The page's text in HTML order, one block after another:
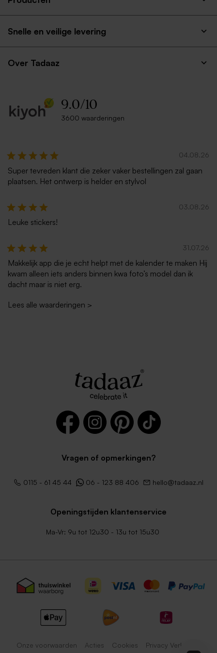
Beige teddy pennenzak met Glazen stolpje met eigen
boodschap op houten label
Snelle en veilige levering
Over Tadaaz
9.0/10
3600 waarderingen
04.08.26
Super tevreden klant die zeker vaker bestellingen zal gaan
plaatsen. Het ontwerp is helder en stylvol
03.08.26
Leuke stickers!
31.07.26
Makkelijk app die je echt helpt met de kalender te maken Hij
kwam alleen iets anders binnen kwa foto’s model dan ik
dacht maar is niet erg.
Lees alle waarderingen >
Vragen of opmerkingen?
0115 - 61 45 44 06 - 123 88 406 hello@tadaaz.nl
Openingstijden klantenservice
Ma-Vr: 9u tot 12u30 - 13u tot 15u30
Onze voorwaarden Acties Cookies Privacy Verklaring